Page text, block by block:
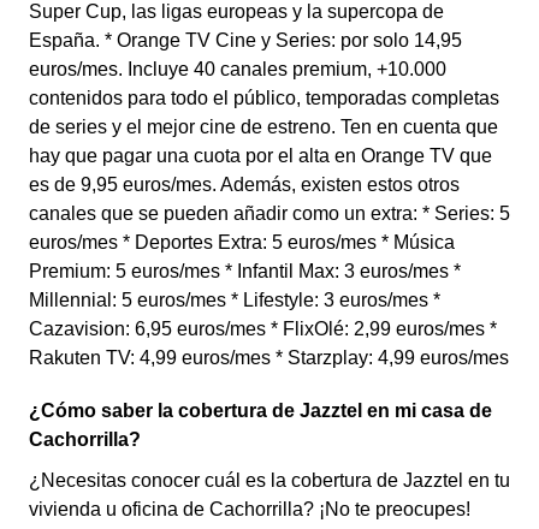
Super Cup, las ligas europeas y la supercopa de
España. * Orange TV Cine y Series: por solo 14,95
euros/mes. Incluye 40 canales premium, +10.000
contenidos para todo el público, temporadas completas
de series y el mejor cine de estreno. Ten en cuenta que
hay que pagar una cuota por el alta en Orange TV que
es de 9,95 euros/mes. Además, existen estos otros
canales que se pueden añadir como un extra: * Series: 5
euros/mes * Deportes Extra: 5 euros/mes * Música
Premium: 5 euros/mes * Infantil Max: 3 euros/mes *
Millennial: 5 euros/mes * Lifestyle: 3 euros/mes *
Cazavision: 6,95 euros/mes * FlixOlé: 2,99 euros/mes *
Rakuten TV: 4,99 euros/mes * Starzplay: 4,99 euros/mes
¿Cómo saber la cobertura de Jazztel en mi casa de
Cachorrilla?
¿Necesitas conocer cuál es la cobertura de Jazztel en tu
vivienda u oficina de Cachorrilla? ¡No te preocupes!